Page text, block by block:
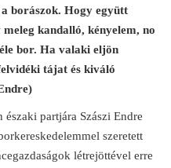
a borászok. Hogy együtt
kandalló, kényelem, no
bor. Ha valaki eljön
tájat és kiváló
partjára Szászi Endre
szeretett
létrejöttével erre